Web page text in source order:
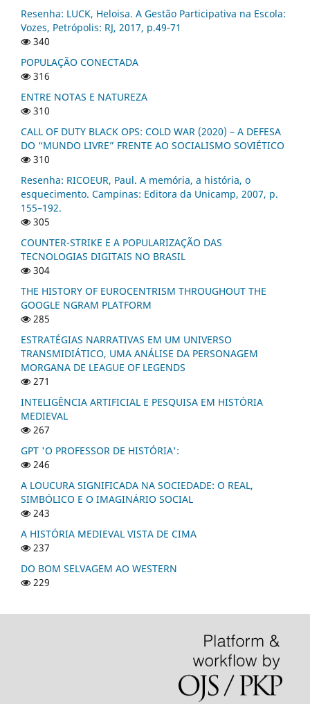
Resenha: LUCK, Heloisa. A Gestão Participativa na Escola:
Vozes, Petrópolis: RJ, 2017, p.49-71
340
POPULAÇÃO CONECTADA
316
ENTRE NOTAS E NATUREZA
310
CALL OF DUTY BLACK OPS: COLD WAR (2020) – A DEFESA
DO “MUNDO LIVRE” FRENTE AO SOCIALISMO SOVIÉTICO
310
Resenha: RICOEUR, Paul. A memória, a história, o
esquecimento. Campinas: Editora da Unicamp, 2007, p.
155–192.
305
COUNTER-STRIKE E A POPULARIZAÇÃO DAS
TECNOLOGIAS DIGITAIS NO BRASIL
304
THE HISTORY OF EUROCENTRISM THROUGHOUT THE
GOOGLE NGRAM PLATFORM
285
ESTRATÉGIAS NARRATIVAS EM UM UNIVERSO
TRANSMIDIÁTICO, UMA ANÁLISE DA PERSONAGEM
MORGANA DE LEAGUE OF LEGENDS
271
INTELIGÊNCIA ARTIFICIAL E PESQUISA EM HISTÓRIA
MEDIEVAL
267
GPT 'O PROFESSOR DE HISTÓRIA':
246
A LOUCURA SIGNIFICADA NA SOCIEDADE: O REAL,
SIMBÓLICO E O IMAGINÁRIO SOCIAL
243
A HISTÓRIA MEDIEVAL VISTA DE CIMA
237
DO BOM SELVAGEM AO WESTERN
229